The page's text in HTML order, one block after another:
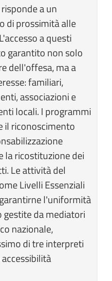
a un
di prossimità alle
a questi
garantito non solo
dell'offesa, ma a
familiari,
associazioni e
locali. I programmi
il riconoscimento
la ricostituzione dei
Le attività del
Livelli Essenziali
l'uniformità
da mediatori
nazionale,
di tre interpreti